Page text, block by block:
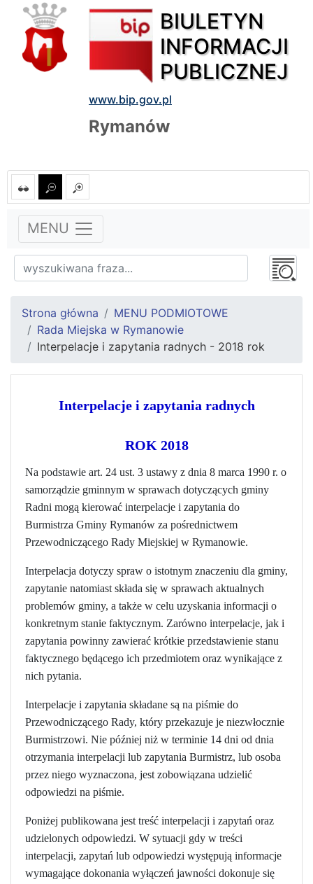
BIULETYN
INFORMACJI
PUBLICZNEJ
www.bip.gov.pl
Rymanów
MENU
Strona główna
MENU PODMIOTOWE
Rada Miejska w Rymanowie
Interpelacje i zapytania radnych - 2018 rok
Interpelacje i zapytania radnych
ROK 2018
Na podstawie art. 24 ust. 3 ustawy z dnia 8 marca 1990 r. o
samorządzie gminnym w sprawach dotyczących gminy
Radni mogą kierować interpelacje i zapytania do
Burmistrza Gminy Rymanów za pośrednictwem
Przewodniczącego Rady Miejskiej w Rymanowie.
Interpelacja dotyczy spraw o istotnym znaczeniu dla gminy,
zapytanie natomiast składa się w sprawach aktualnych
problemów gminy, a także w celu uzyskania informacji o
konkretnym stanie faktycznym. Zarówno interpelacje, jak i
zapytania powinny zawierać krótkie przedstawienie stanu
faktycznego będącego ich przedmiotem oraz wynikające z
nich pytania.
Interpelacje i zapytania składane są na piśmie do
Przewodniczącego Rady, który przekazuje je niezwłocznie
Burmistrzowi. Nie później niż w terminie 14 dni od dnia
otrzymania interpelacji lub zapytania Burmistrz, lub osoba
przez niego wyznaczona, jest zobowiązana udzielić
odpowiedzi na piśmie.
Poniżej publikowana jest treść interpelacji i zapytań oraz
udzielonych odpowiedzi. W sytuacji gdy w treści
interpelacji, zapytań lub odpowiedzi występują informacje
wymagające dokonania wyłączeń jawności dokonuje się